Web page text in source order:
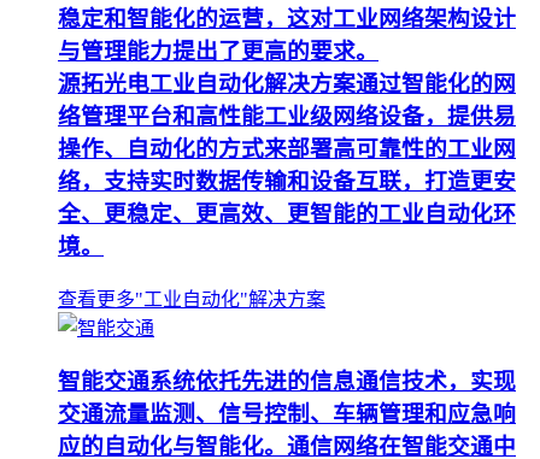
稳定和智能化的运营，这对工业网络架构设计
与管理能力提出了更高的要求。
源拓光电工业自动化解决方案通过智能化的网
络管理平台和高性能工业级网络设备，提供易
操作、自动化的方式来部署高可靠性的工业网
络，支持实时数据传输和设备互联，打造更安
全、更稳定、更高效、更智能的工业自动化环
境。
查看更多"工业自动化"解决方案
智能交通系统依托先进的信息通信技术，实现
交通流量监测、信号控制、车辆管理和应急响
应的自动化与智能化。通信网络在智能交通中